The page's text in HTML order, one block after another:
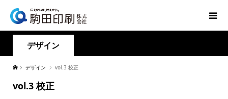
デザイン
デザイン vol.3 校正
vol.3 校正